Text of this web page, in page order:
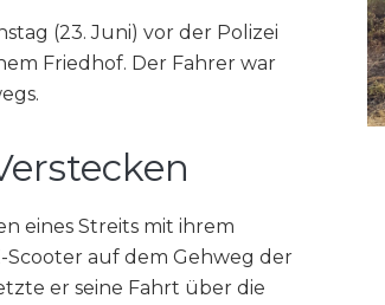
(23. Juni) vor der Polizei
Friedhof. Der Fahrer war
eines Streits mit ihrem
Scooter auf dem Gehweg der
er seine Fahrt über die